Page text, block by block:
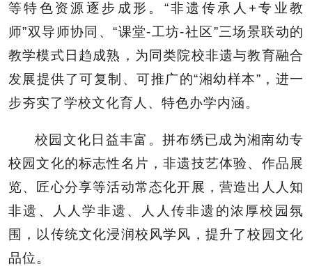
等特色资源逐步成形。“非遗传承人+专业教
师”双导师协同、“课堂-工坊-社区”三场景联动的
教学模式日趋成熟，为同类院校非遗与教育融合
发展提供了可复制、可推广的“湘幼样本”，进一
步夯实了学校文化育人、特色办学内涵。
校园文化日益丰富。拼布绣已成为湘南幼专
校园文化的标志性名片，非遗技艺体验、作品展
览、匠心分享等活动常态化开展，营造出人人知
非遗、人人学非遗、人人传非遗的浓厚校园氛
围，以传统文化浸润校风学风，提升了校园文化
品位。